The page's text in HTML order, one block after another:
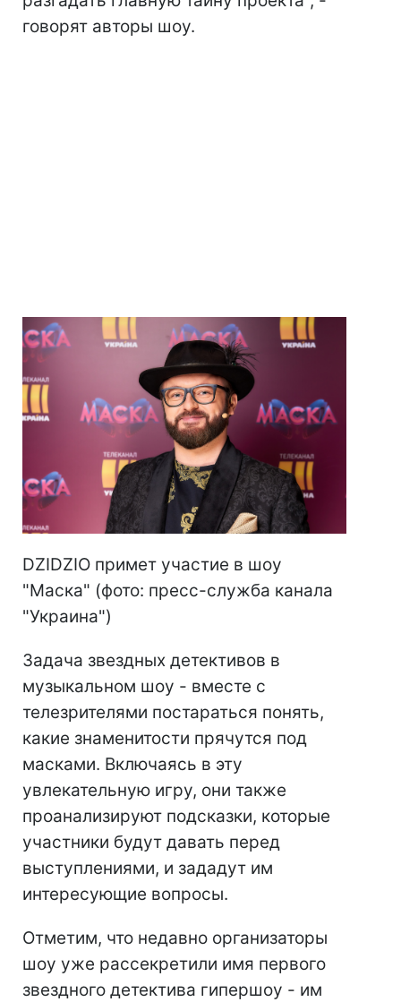
говорят авторы шоу.
DZIDZIO примет участие в шоу
"Маска" (фото: пресс-служба канала
"Украина")
Задача звездных детективов в
музыкальном шоу - вместе с
телезрителями постараться понять,
какие знаменитости прячутся под
масками. Включаясь в эту
увлекательную игру, они также
проанализируют подсказки, которые
участники будут давать перед
выступлениями, и зададут им
интересующие вопросы.
Отметим, что недавно организаторы
шоу уже рассекретили имя первого
звездного детектива гипершоу - им